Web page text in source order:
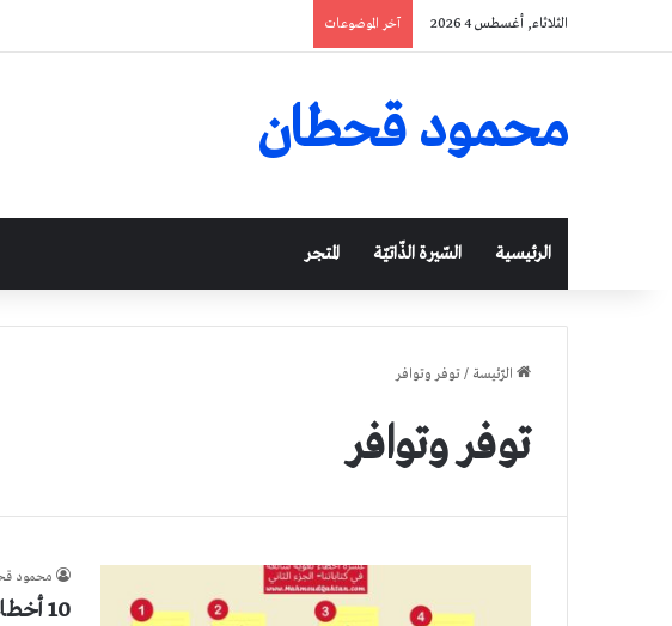
الثلاثاء, أغسطس 4 2026 آخر الموضوعات
محمود قحطان
الرئيسية السّيرة الذّاتيّة المتجر
الرّئيسة /توفر وتوافر
توفر وتوافر
محمود
10 أخطاء لغوية شائعة في كتاباتنا- الجزء الثاني